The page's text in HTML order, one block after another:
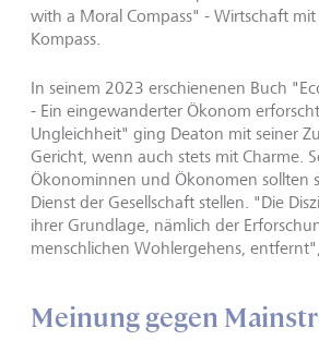
with a Moral Compass" - Wirtschaft mit
Kompass.
In seinem 2023 erschienenen Buch
- Ein eingewanderter Ökonom
Ungleichheit" ging Deaton mit seiner
Gericht, wenn auch stets mit Charme.
Ökonominnen und Ökonomen sollten
Dienst der Gesellschaft stellen. "Die
ihrer Grundlage, nämlich der
menschlichen Wohlergehens,
Meinung gegen